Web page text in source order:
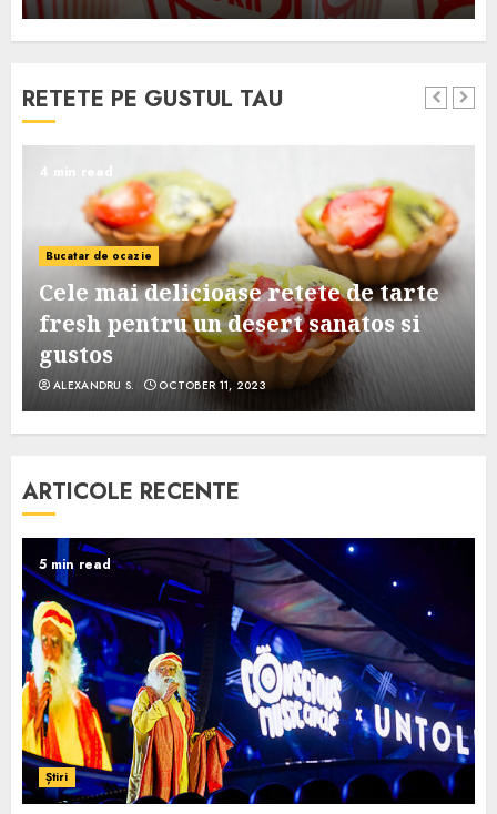
RETETE PE GUSTUL TAU
4 min read
Bucatar de ocazie
Cele mai delicioase retete de tarte
fresh pentru un desert sanatos si
gustos
ALEXANDRU S. OCTOBER 11, 2023
ARTICOLE RECENTE
5 min read
Știri